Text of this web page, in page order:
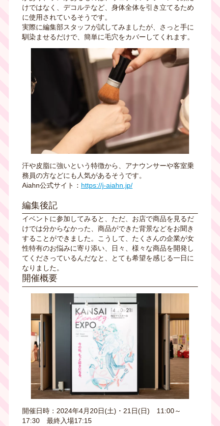
けではなく、デコルテなど、身体全体を引き立てるため
に使用されているそうです。
実際に編集部スタッフが試してみましたが、さっと手に
馴染ませるだけで、簡単に毛穴をカバーしてくれます。
汗や皮脂に強いという特徴から、アナウンサーや客室乗
務員の方などにも人気があるそうです。
Aiahn公式サイト： https://j-aiahn.jp/
編集後記
イベントに参加してみると、ただ、お店で商品を見るだ
けでは分からなかった、商品ができた背景などをお聞き
することができました。こうして、たくさんの企業が女
性特有のお悩みに寄り添い、日々、様々な商品を開発し
てくださっているんだなと、とても希望を感じる一日に
なりました。
開催概要
開催日時：2024年4月20日(土)・21日(日) 11:00～
17:30 最終入場17:15